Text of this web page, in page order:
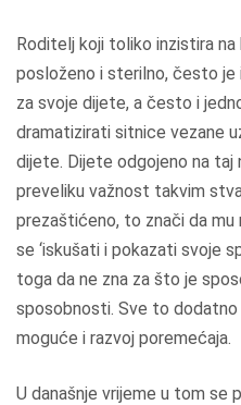
Roditelj koji toliko inzistira na
posloženo i sterilno, često je
za svoje dijete, a često i
dramatizirati sitnice vezane
dijete. Dijete odgojeno na taj
preveliku važnost takvim
prezaštićeno, to znači da
se ‘iskušati i pokazati svoje
toga da ne zna za što je
sposobnosti. Sve to
moguće i razvoj poremećaja.
U današnje vrijeme u tom se